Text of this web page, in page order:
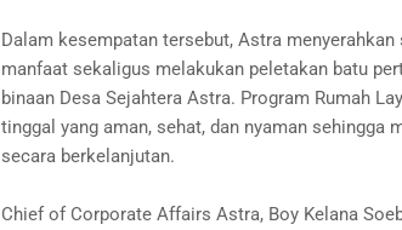
Dalam kesempatan tersebut, Astra
manfaat sekaligus melakukan peletakan batu
binaan Desa Sejahtera Astra. Program Rumah
tinggal yang aman, sehat, dan nyaman
secara berkelanjutan.
Chief of Corporate Affairs Astra, Boy Kelana